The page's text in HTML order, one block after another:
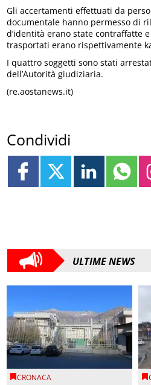
Gli accertamenti effettuati da
documentale hanno permesso di
d’identità erano state contraffatte
trasportati erano rispettivamente
I quattro soggetti sono stati
dell’Autorità giudiziaria.
(re.aostanews.it)
Condividi
ULTIME NEWS
CRONACA